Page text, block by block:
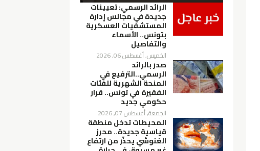
الرائد الرسمي: تعيينات
جديدة في مجالس إدارة
المستشفيات العسكرية
بتونس.. الأسماء
والتفاصيل
الخميس, أغسطس 06, 2026
صدر بالرائد
الرسمي..الترفيع في
المنحة الشهرية للفئات
الفقيرة في تونس.. قرار
حكومي جديد
الجمعة, أغسطس 07, 2026
المحيطات تدخل منطقة
قياسية جديدة.. محرز
الغنوشي يحذّر من ارتفاع